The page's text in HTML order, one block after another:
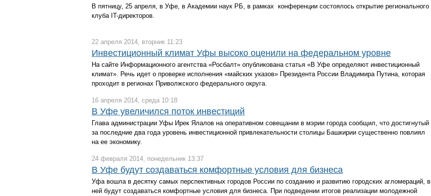
В пятницу, 25 апреля, в Уфе, в Академии наук РБ, в рамках конференции состоялось открытие регионального
клуба IT-директоров.
22 апреля 2014, вторник 11:23
Инвестиционный климат Уфы высоко оценили на федеральном уровне
На сайте Информационного агентства «Росбалт» опубликована статья «В Уфе определяют инвестиционный
климат». Речь идет о проверке исполнения «майских указов» Президента России Владимира Путина, которая
проходит в регионах Приволжского федерального округа.
16 апреля 2014, среда 10:18
В Уфе увеличился поток инвестиций
Глава администрации Уфы Ирек Ялалов на оперативном совещании в мэрии города сообщил, что достигнутый
за последние два года уровень инвестиционной привлекательности столицы Башкирии существенно повлиял
на ее экономику.
24 февраля 2014, понедельник 13:37
В Уфе будут создаваться комфортные условия для бизнеса
Уфа вошла в десятку самых перспективных городов России по созданию и развитию городских агломераций, в
ней будут создаваться комфортные условия для бизнеса. При подведении итогов реализации молодежной